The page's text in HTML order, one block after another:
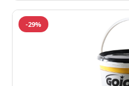
-29%